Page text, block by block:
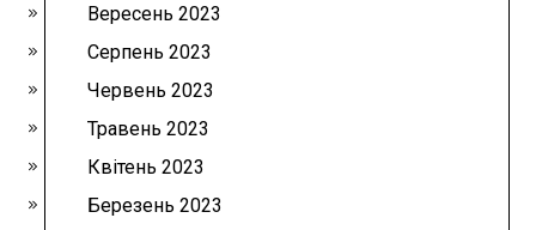
Вересень 2023
Серпень 2023
Червень 2023
Травень 2023
Квітень 2023
Березень 2023